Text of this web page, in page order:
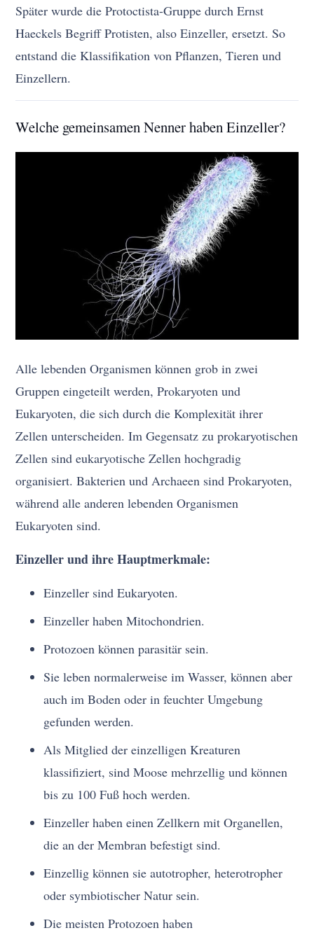
Später wurde die Protoctista-Gruppe durch Ernst
Haeckels Begriff Protisten, also Einzeller, ersetzt. So
entstand die Klassifikation von Pflanzen, Tieren und
Einzellern.
Welche gemeinsamen Nenner haben Einzeller?
Alle lebenden Organismen können grob in zwei
Gruppen eingeteilt werden, Prokaryoten und
Eukaryoten, die sich durch die Komplexität ihrer
Zellen unterscheiden. Im Gegensatz zu prokaryotischen
Zellen sind eukaryotische Zellen hochgradig
organisiert. Bakterien und Archaeen sind Prokaryoten,
während alle anderen lebenden Organismen
Eukaryoten sind.
Einzeller und ihre Hauptmerkmale:
Einzeller sind Eukaryoten.
Einzeller haben Mitochondrien.
Protozoen können parasitär sein.
Sie leben normalerweise im Wasser, können aber
auch im Boden oder in feuchter Umgebung
gefunden werden.
Als Mitglied der einzelligen Kreaturen
klassifiziert, sind Moose mehrzellig und können
bis zu 100 Fuß hoch werden.
Einzeller haben einen Zellkern mit Organellen,
die an der Membran befestigt sind.
Einzellig können sie autotropher, heterotropher
oder symbiotischer Natur sein.
Die meisten Protozoen haben